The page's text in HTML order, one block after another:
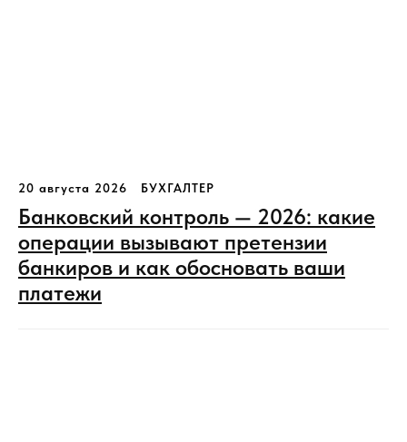
20 августа 2026 БУХГАЛТЕР
Банковский контроль — 2026: какие
операции вызывают претензии
банкиров и как обосновать ваши
платежи